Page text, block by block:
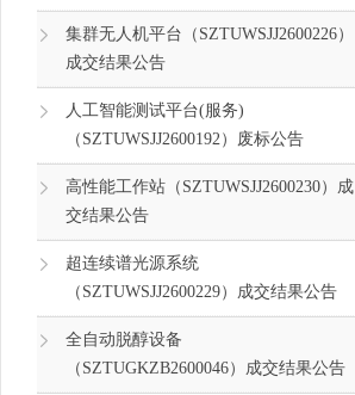
集群无人机平台（SZTUWSJJ2600226）
成交结果公告
人工智能测试平台(服务)
（SZTUWSJJ2600192）废标公告
高性能工作站（SZTUWSJJ2600230）成
交结果公告
超连续谱光源系统
（SZTUWSJJ2600229）成交结果公告
全自动脱醇设备
（SZTUGKZB2600046）成交结果公告